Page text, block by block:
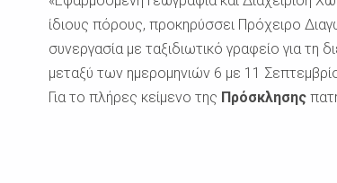
ίδιους πόρους, προκηρύσσει Πρόχειρο
συνεργασία με ταξιδιωτικό γραφείο για τη
μεταξύ των ημερομηνιών 6 με 11
Για το πλήρες κείμενο της Πρόσκλησης